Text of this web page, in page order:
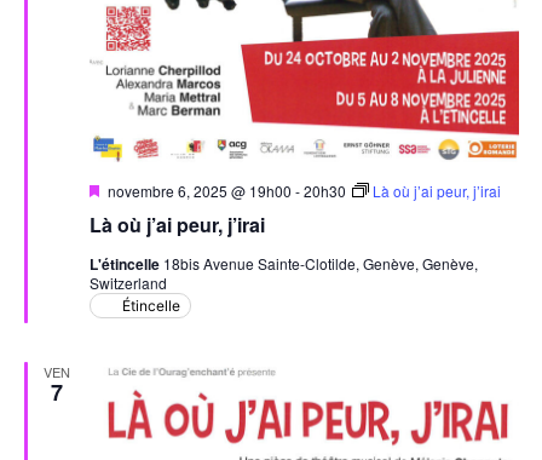
Là où j’ai peur, j’irai
Mis
avant
novembre 6, 2025 @ 19h00 -20h30 Là où j’ai peur, j’irai
L'étincelle 18bis Avenue Sainte-Clotilde, Genève, Genève,
Switzerland
Étincelle
VEN
7